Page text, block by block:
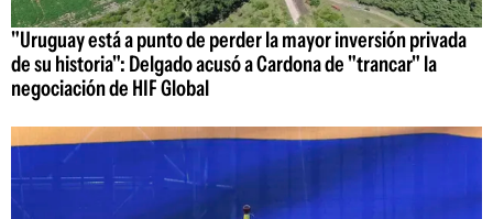
"Uruguay está a punto de perder la mayor inversión privada
de su historia": Delgado acusó a Cardona de "trancar" la
negociación de HIF Global